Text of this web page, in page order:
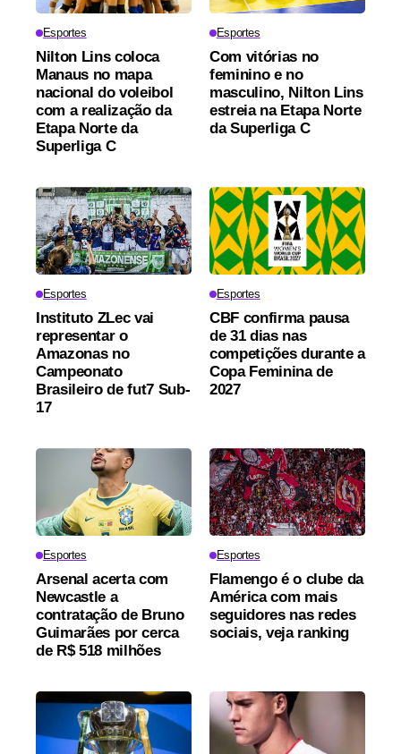
Esportes
Nilton Lins coloca
Manaus no mapa
nacional do voleibol
com a realização da
Etapa Norte da
Superliga C
Esportes
Com vitórias no
feminino e no
masculino, Nilton Lins
estreia na Etapa Norte
da Superliga C
Esportes
Instituto ZLec vai
representar o
Amazonas no
Campeonato
Brasileiro de fut7 Sub-
17
Esportes
CBF confirma pausa
de 31 dias nas
competições durante a
Copa Feminina de
2027
Esportes
Arsenal acerta com
Newcastle a
contratação de Bruno
Guimarães por cerca
de R$ 518 milhões
Esportes
Flamengo é o clube da
América com mais
seguidores nas redes
sociais, veja ranking